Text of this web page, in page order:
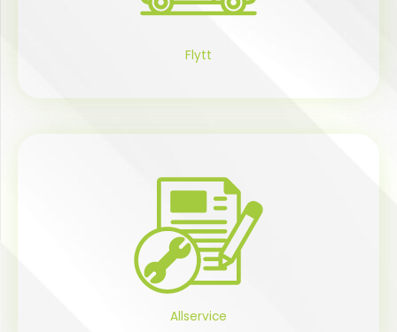
Flytt
Allservice